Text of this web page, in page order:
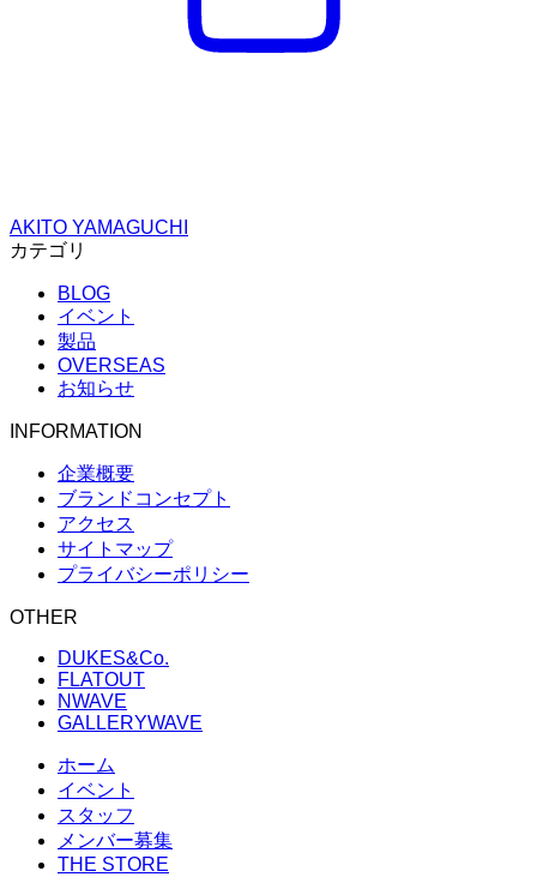
AKITO YAMAGUCHI
カテゴリ
BLOG
イベント
製品
OVERSEAS
お知らせ
INFORMATION
企業概要
ブランドコンセプト
アクセス
サイトマップ
プライバシーポリシー
OTHER
DUKES&Co.
FLATOUT
NWAVE
GALLERYWAVE
ホーム
イベント
スタッフ
メンバー募集
THE STORE